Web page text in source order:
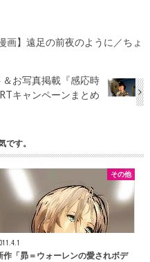
画】遠足の前夜のように／ちょ
お写真掲載『感応時
キャンペーンまとめ
です。
その他
作「昴＝ウォーレンの愛されボデ